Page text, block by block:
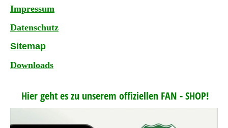
Impressum
Datenschutz
Sitemap
Downloads
Hier geht es zu unserem offiziellen FAN - SHOP!